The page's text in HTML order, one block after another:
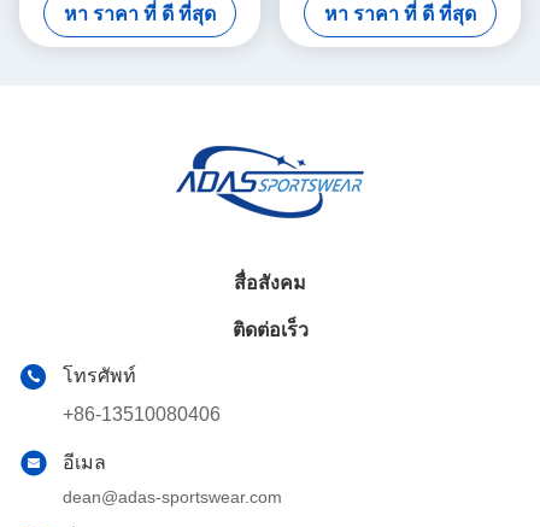
หา ราคา ที่ ดี ที่สุด
ปลา
หา ราคา ที่ ดี ที่สุด
สื่อสังคม
ติดต่อเร็ว
โทรศัพท์
+86-13510080406
อีเมล
dean@adas-sportswear.com